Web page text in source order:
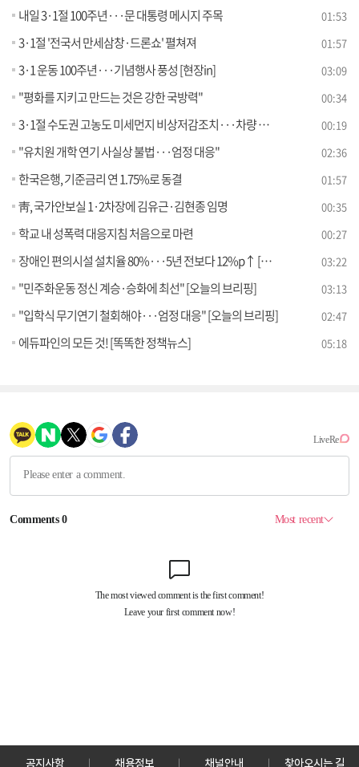
내일 3·1절 100주년···문 대통령 메시지 주목 01:53
3·1절 '전국서 만세삼창·드론쇼' 펼쳐져 01:57
3·1 운동 100주년···기념행사 풍성 [현장in] 03:09
"평화를 지키고 만드는 것은 강한 국방력" 00:34
3·1절 수도권 고농도 미세먼지 비상저감조치···차량 정상운행 00:19
"유치원 개학 연기 사실상 불법···엄정 대응" 02:36
한국은행, 기준금리 연 1.75%로 동결 01:57
靑, 국가안보실 1·2차장에 김유근·김현종 임명 00:35
학교 내 성폭력 대응지침 처음으로 마련 00:27
장애인 편의시설 설치율 80%···5년 전보다 12%p↑ [현장in] 03:22
"민주화운동 정신 계승·승화에 최선" [오늘의 브리핑] 03:13
"입학식 무기연기 철회해야···엄정 대응" [오늘의 브리핑] 02:47
에듀파인의 모든 것! [똑똑한 정책뉴스] 05:18
공지사항 채용정보 채널안내 찾아오시는 길